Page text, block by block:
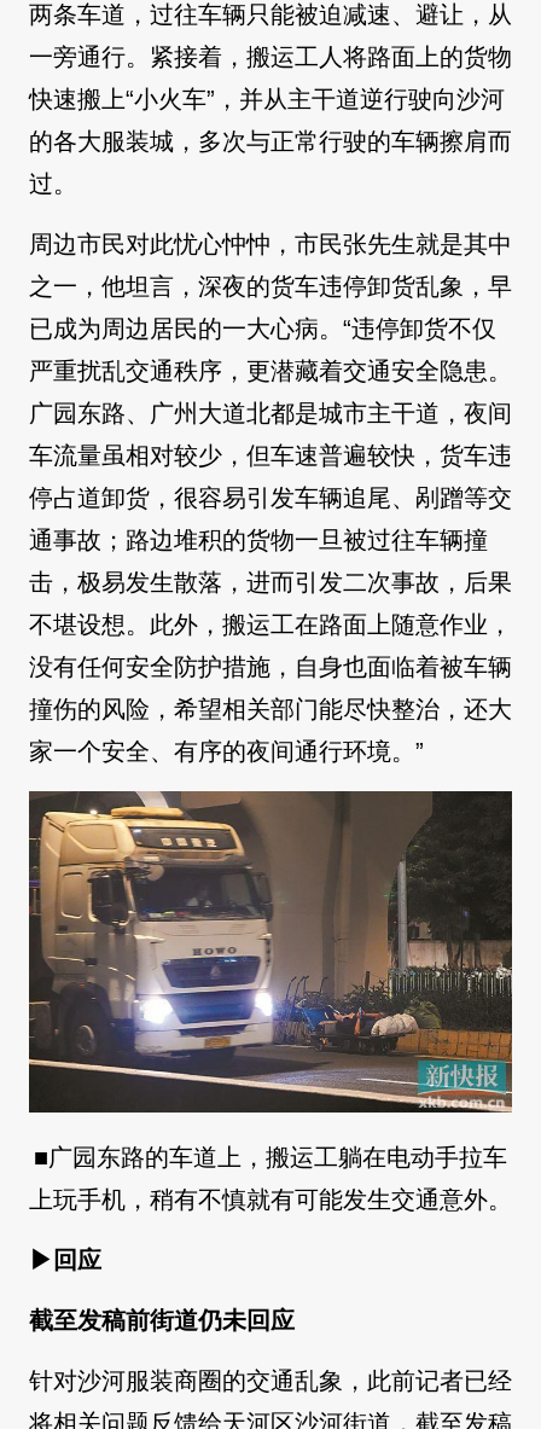
两条车道，过往车辆只能被迫减速、避让，从
一旁通行。紧接着，搬运工人将路面上的货物
快速搬上“小火车”，并从主干道逆行驶向沙河
的各大服装城，多次与正常行驶的车辆擦肩而
过。
周边市民对此忧心忡忡，市民张先生就是其中
之一，他坦言，深夜的货车违停卸货乱象，早
已成为周边居民的一大心病。“违停卸货不仅
严重扰乱交通秩序，更潜藏着交通安全隐患。
广园东路、广州大道北都是城市主干道，夜间
车流量虽相对较少，但车速普遍较快，货车违
停占道卸货，很容易引发车辆追尾、剐蹭等交
通事故；路边堆积的货物一旦被过往车辆撞
击，极易发生散落，进而引发二次事故，后果
不堪设想。此外，搬运工在路面上随意作业，
没有任何安全防护措施，自身也面临着被车辆
撞伤的风险，希望相关部门能尽快整治，还大
家一个安全、有序的夜间通行环境。”
■广园东路的车道上，搬运工躺在电动手拉车
上玩手机，稍有不慎就有可能发生交通意外。
▶回应
截至发稿前街道仍未回应
针对沙河服装商圈的交通乱象，此前记者已经
将相关问题反馈给天河区沙河街道，截至发稿